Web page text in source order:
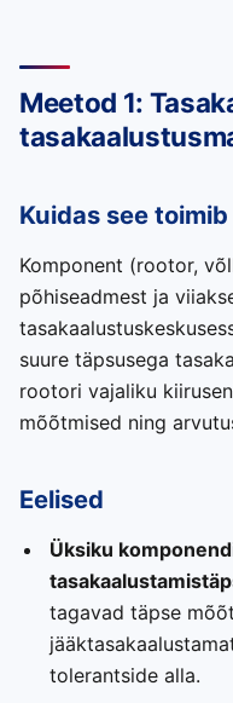
Meetod 1:
Kuidas see toimib
Komponent (rootor,
põhiseadmest ja
suure täpsusega
rootori vajaliku
mõõtmised ning
Eelised
Üksiku
tagavad täpse
tolerantside alla.